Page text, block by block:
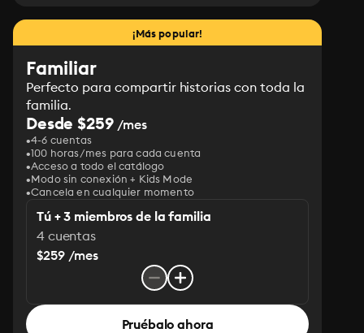
¡Más popular!
Familiar
Perfecto para compartir historias con toda la
familia.
Desde $259/mes
4-6 cuentas
100 horas/mes para cada cuenta
Acceso a todo el catálogo
Modo sin conexión + Kids Mode
Cancela en cualquier momento
Tú + 3 miembros de la familia
4 cuentas
$259 /mes
Pruébalo ahora